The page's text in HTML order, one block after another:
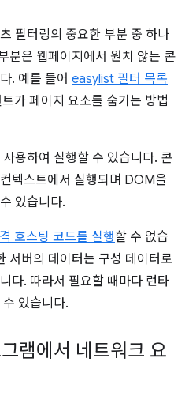
필터링의 중요한 부분 중 하나
분은 웹페이지에서 원치 않는 콘
. 예를 들어 easylist 필터 목록
가 페이지 요소를 숨기는 방법
사용하여 실행할 수 있습니다. 콘
텍스트에서 실행되며 DOM을
있습니다.
호스팅 코드를 실행할 수 없습
서버의 데이터는 구성 데이터로
다. 따라서 필요할 때마다 런타
있습니다.
램에서 네트워크 요